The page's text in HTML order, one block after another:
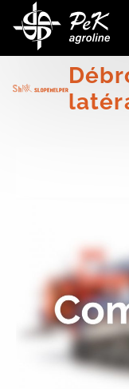
4168